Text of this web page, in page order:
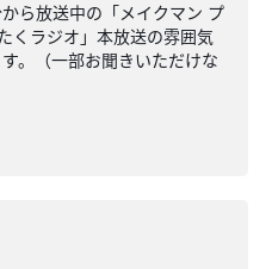
ら放送中の「メイクマン プ
くラジオ」本放送の雰囲気
。（一部お聞きいただけな